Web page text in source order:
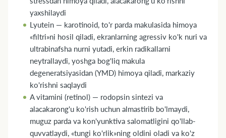
yaxshilaydi
Lyutein — karotinoid, to'r parda makulasida himoya
«filtri»ni hosil qiladi, ekranlarning agressiv ko'k nuri va
ultrabinafsha nurni yutadi, erkin radikallarni
neytrallaydi, yoshga bog'liq makula
degeneratsiyasidan (YMD) himoya qiladi, markaziy
ko'rishni saqlaydi
A vitamini (retinol) — rodopsin sintezi va
alacakarong'u ko'rish uchun almastirib bo'lmaydi,
muguz parda va kon'yunktiva salomatligini qo'llab-
quvvatlaydi, «tungi ko'rlik»ning oldini oladi va ko'z